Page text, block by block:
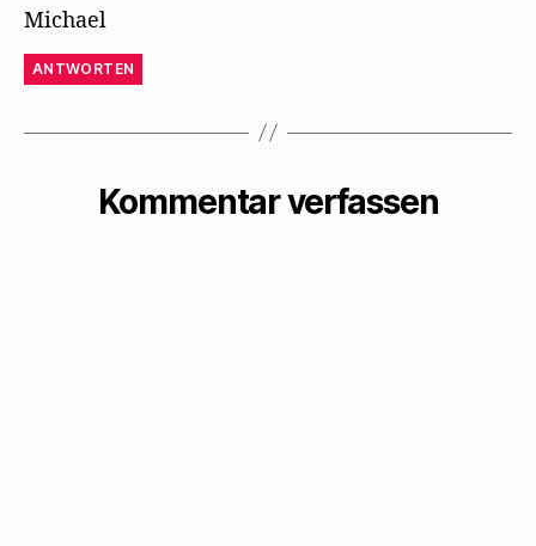
Michael
ANTWORTEN
Kommentar verfassen